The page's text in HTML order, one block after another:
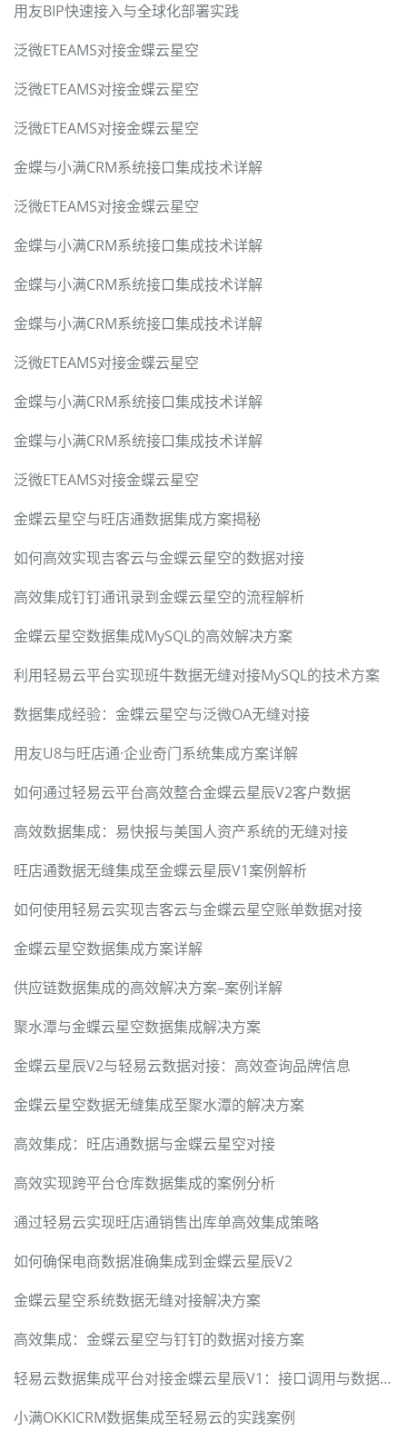
用友BIP快速接入与全球化部署实践
泛微ETEAMS对接金蝶云星空
泛微ETEAMS对接金蝶云星空
泛微ETEAMS对接金蝶云星空
金蝶与小满CRM系统接口集成技术详解
泛微ETEAMS对接金蝶云星空
金蝶与小满CRM系统接口集成技术详解
金蝶与小满CRM系统接口集成技术详解
金蝶与小满CRM系统接口集成技术详解
泛微ETEAMS对接金蝶云星空
金蝶与小满CRM系统接口集成技术详解
金蝶与小满CRM系统接口集成技术详解
泛微ETEAMS对接金蝶云星空
金蝶云星空与旺店通数据集成方案揭秘
如何高效实现吉客云与金蝶云星空的数据对接
高效集成钉钉通讯录到金蝶云星空的流程解析
金蝶云星空数据集成MySQL的高效解决方案
利用轻易云平台实现班牛数据无缝对接MySQL的技术方案
数据集成经验：金蝶云星空与泛微OA无缝对接
用友U8与旺店通·企业奇门系统集成方案详解
如何通过轻易云平台高效整合金蝶云星辰V2客户数据
高效数据集成：易快报与美国人资产系统的无缝对接
旺店通数据无缝集成至金蝶云星辰V1案例解析
如何使用轻易云实现吉客云与金蝶云星空账单数据对接
金蝶云星空数据集成方案详解
供应链数据集成的高效解决方案–案例详解
聚水潭与金蝶云星空数据集成解决方案
金蝶云星辰V2与轻易云数据对接：高效查询品牌信息
金蝶云星空数据无缝集成至聚水潭的解决方案
高效集成：旺店通数据与金蝶云星空对接
高效实现跨平台仓库数据集成的案例分析
通过轻易云实现旺店通销售出库单高效集成策略
如何确保电商数据准确集成到金蝶云星辰V2
金蝶云星空系统数据无缝对接解决方案
高效集成：金蝶云星空与钉钉的数据对接方案
轻易云数据集成平台对接金蝶云星辰V1：接口调用与数据处理详解
小满OKKICRM数据集成至轻易云的实践案例